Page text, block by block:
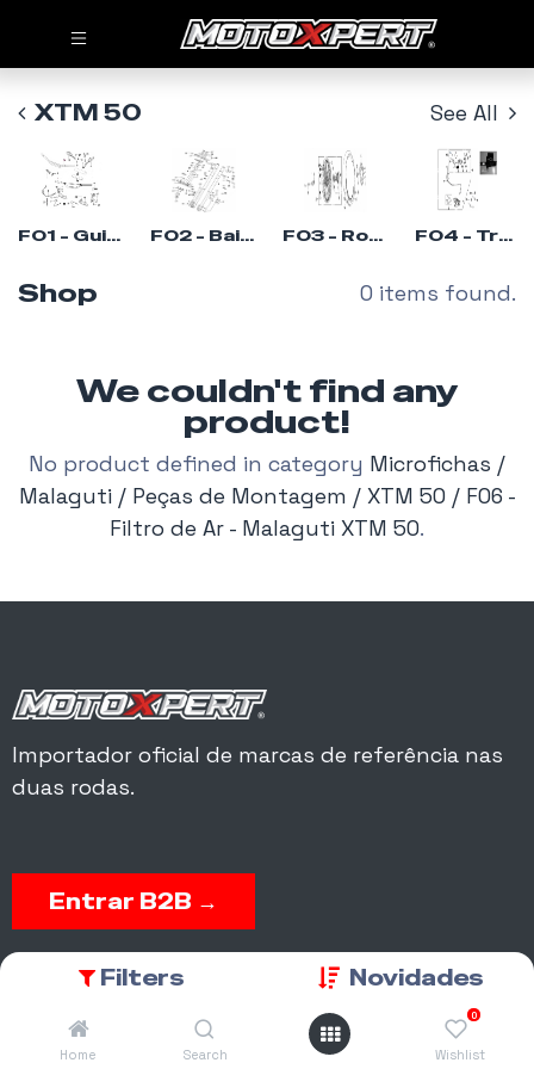
Filters Novidades
Home Search
0
Wishlist
XTM 50 See All
F01 - Guiador - Malaguti XTM 50 F02 - Bainha - Malaguti XTM 50 F03 - Roda da Frente - Malaguti XTM 50 F04 - Travão Frente - Malaguti XTM 50
Shop 0 items found.
We couldn't find any
product!
No product defined in category Microfichas /
Malaguti / Peças de Montagem / XTM 50 / F06 -
Filtro de Ar - Malaguti XTM 50.
Importador oficial de marcas de referência nas
duas rodas.
Entrar B2B →
Acesso a encomendas, garantias, matrículas, peças e conta